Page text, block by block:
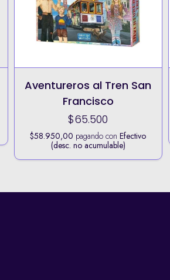
Aventureros al Tren San
Francisco
$65.500
$58.950,00 pagando conEfectivo
(desc. no acumulable)